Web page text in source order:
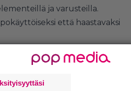
ja varusteilla.
että haastavaksi